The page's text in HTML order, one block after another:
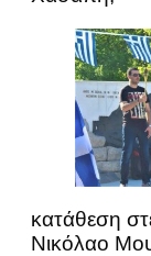
κατάθεση
Νικόλαο